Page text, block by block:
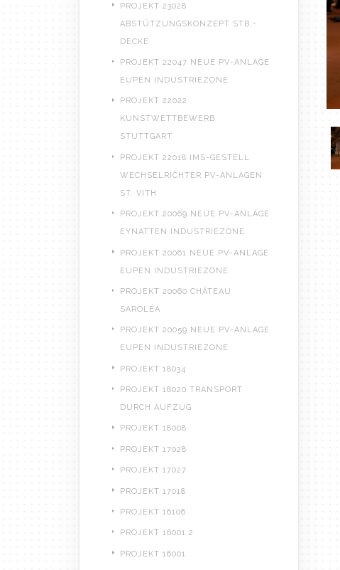
PROJEKT 23028
ABSTÜTZUNGSKONZEPT STB.-
DECKE
PROJEKT 22047 NEUE PV-ANLAGE
EUPEN INDUSTRIEZONE
PROJEKT 22022
KUNSTWETTBEWERB
STUTTGART
PROJEKT 22018 IMS-GESTELL
WECHSELRICHTER PV-ANLAGEN
ST. VITH
PROJEKT 20069 NEUE PV-ANLAGE
EYNATTEN INDUSTRIEZONE
PROJEKT 20061 NEUE PV-ANLAGE
EUPEN INDUSTRIEZONE
PROJEKT 20060 CHÂTEAU
SAROLÉA
PROJEKT 20059 NEUE PV-ANLAGE
EUPEN INDUSTRIEZONE
PROJEKT 18034
PROJEKT 18020 TRANSPORT
DURCH AUFZUG
PROJEKT 18008
PROJEKT 17028
PROJEKT 17027
PROJEKT 17018
PROJEKT 16106
PROJEKT 16001.2
PROJEKT 16001